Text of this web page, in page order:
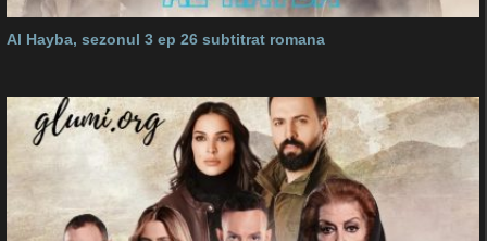
Al Hayba, sezonul 3 ep 26 subtitrat romana